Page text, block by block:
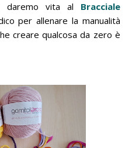
daremo vita al
Bracciale
per allenare la manualità
creare qualcosa da zero è